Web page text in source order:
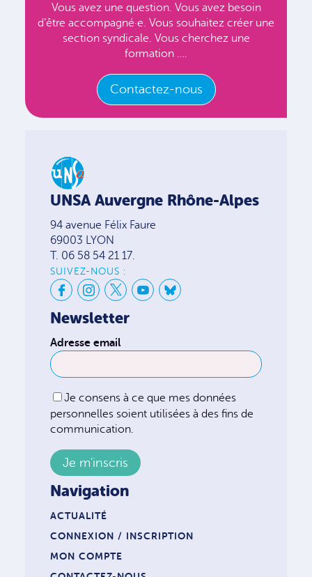
Vous avez une question. Vous avez besoin
d’être accompagné·e. Vous souhaitez créer une
section syndicale. Vous cherchez une
formation ….
Contactez-nous
UNSA Auvergne Rhône-Alpes
94 avenue Félix Faure
69003 LYON
T. 06 58 54 21 17.
SUIVEZ-NOUS :
Newsletter
Adresse email
Je consens à ce que mes données
personnelles soient utilisées à des fins de
communication.
Navigation
ACTUALITÉ
CONNEXION / INSCRIPTION
MON COMPTE